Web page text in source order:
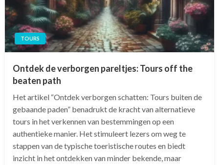
TOURS
Ontdek de verborgen pareltjes: Tours off the
beaten path
Het artikel “Ontdek verborgen schatten: Tours buiten de
gebaande paden” benadrukt de kracht van alternatieve
tours in het verkennen van bestemmingen op een
authentieke manier. Het stimuleert lezers om weg te
stappen van de typische toeristische routes en biedt
inzicht in het ontdekken van minder bekende, maar